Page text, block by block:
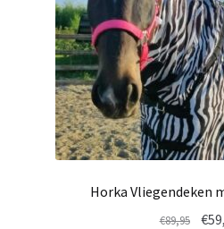
Horka Vliegendeken
€89,95 €